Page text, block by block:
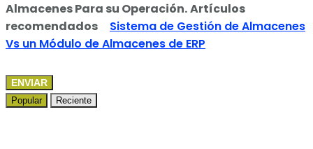
Almacenes Para su Operación.Artículos
recomendados
Sistema de Gestión de Almacenes
Vs un Módulo de Almacenes de ERP
ENVIAR
Popular Reciente